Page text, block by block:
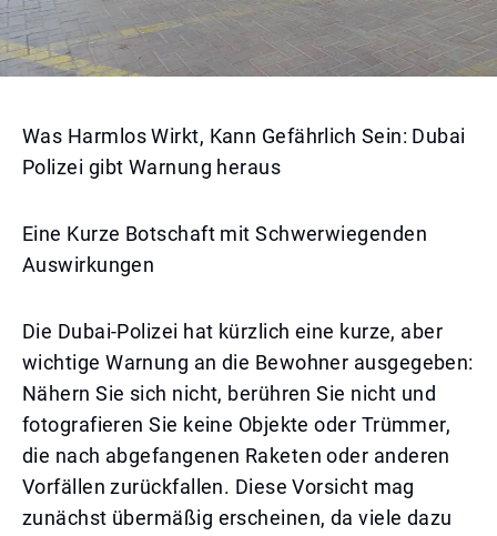
Was Harmlos Wirkt, Kann Gefährlich Sein: Dubai
Polizei gibt Warnung heraus
Eine Kurze Botschaft mit Schwerwiegenden
Auswirkungen
Die Dubai-Polizei hat kürzlich eine kurze, aber
wichtige Warnung an die Bewohner ausgegeben:
Nähern Sie sich nicht, berühren Sie nicht und
fotografieren Sie keine Objekte oder Trümmer,
die nach abgefangenen Raketen oder anderen
Vorfällen zurückfallen. Diese Vorsicht mag
zunächst übermäßig erscheinen, da viele dazu